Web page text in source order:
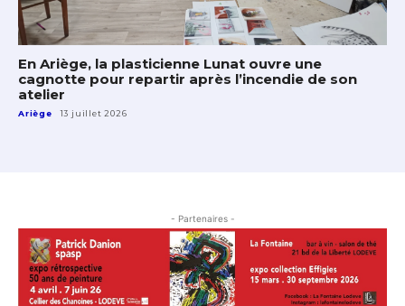
En Ariège, la plasticienne Lunat ouvre une
cagnotte pour repartir après l’incendie de son
atelier
Ariège 13 juillet 2026
- Partenaires -